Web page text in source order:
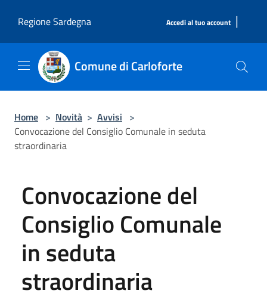
Regione Sardegna
Accedi al tuo account |
Comune di Carloforte
Home > Novità > Avvisi >
Convocazione del Consiglio Comunale in seduta
straordinaria
Convocazione del
Consiglio Comunale
in seduta
straordinaria